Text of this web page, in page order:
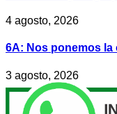
4 agosto, 2026
6A: Nos ponemos la
3 agosto, 2026